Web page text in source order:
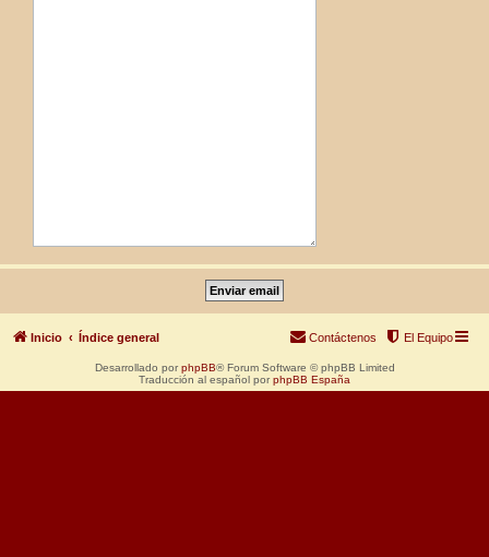
Inicio Índice general El Equipo
Contáctenos
Desarrollado por phpBB® Forum Software © phpBB Limited
Traducción al español por phpBB España